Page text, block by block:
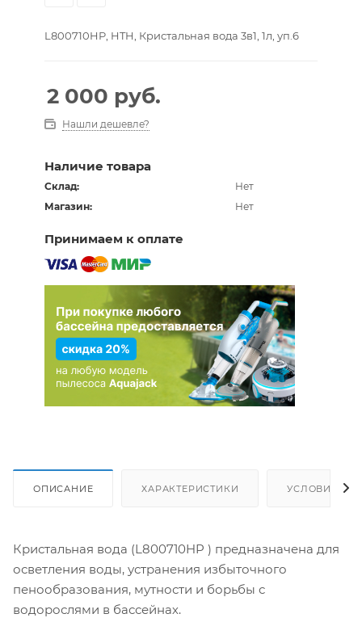
L800710HP, HTH, Кристальная вода 3в1, 1л, уп.6
2 000 руб.
Нашли дешевле?
Наличие товара
Склад:
Нет
Магазин:
Нет
Принимаем к оплате
ОПИСАНИЕ ХАРАКТЕРИСТИКИ УСЛОВИЯ
Кристальная вода (L800710HP ) предназначена для
осветления воды, устранения избыточного
пенообразования, мутности и борьбы с
водорослями в бассейнах.